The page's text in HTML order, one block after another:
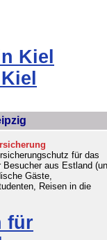
Kiel
für das
aus Estland
Gäste,
Reisen in die
für